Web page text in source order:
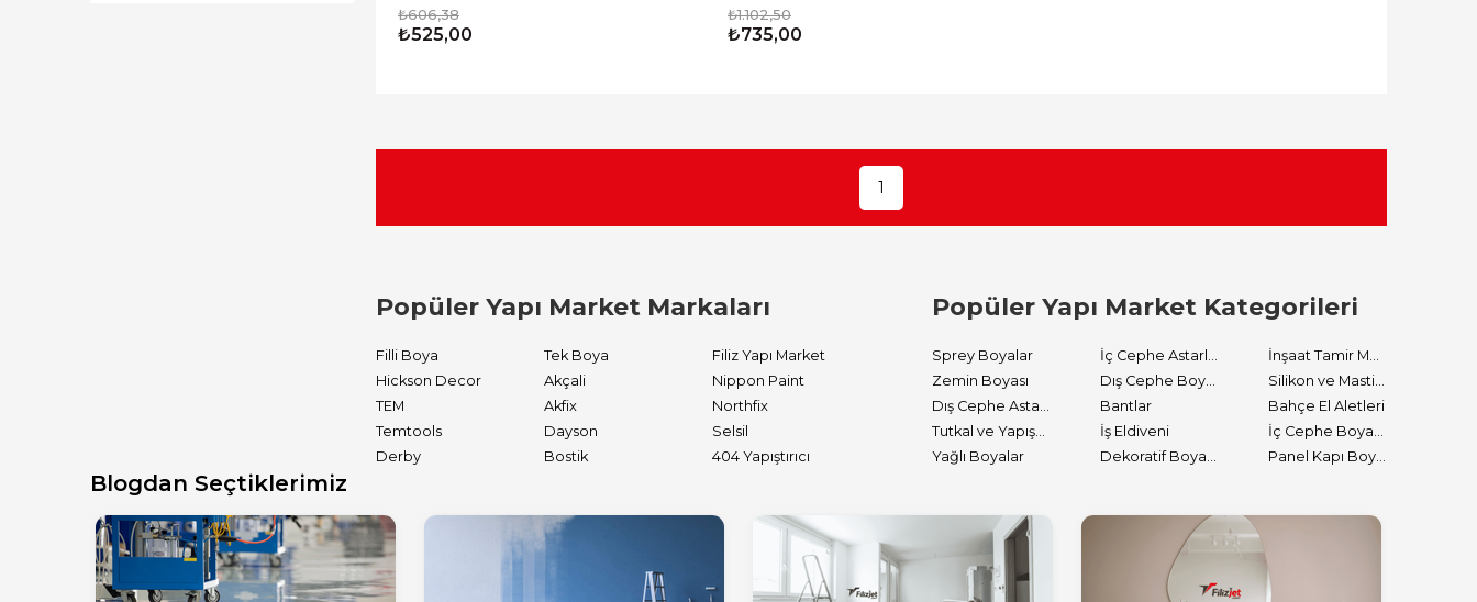
₺606,38
₺525,00
₺1.102,50
₺735,00
1
Popüler Yapı Market Markaları
Filli Boya Tek Boya
Filiz Yapı Market
Hickson Decor
Akçali
Nippon Paint
TEM
Akfix
Northfix
Temtools
Dayson
Selsil
Derby
Bostik 404 Yapıştırıcı
Popüler Yapı Market Kategorileri
Sprey Boyalar
Zemin Boyası
Bantlar
Bahçe El Aletleri
İş Eldiveni
Yağlı Boyalar
Blogdan Seçtiklerimiz